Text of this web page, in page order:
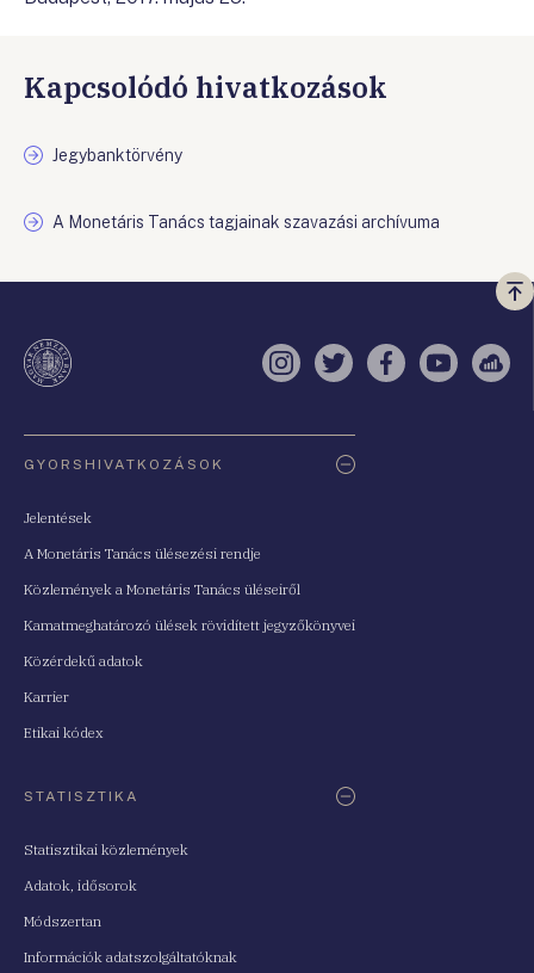
Kapcsolódó hivatkozások
Jegybanktörvény
A Monetáris Tanács tagjainak szavazási archívuma
a
Instagram
TwitterFacebook
YouTube
GYORSHIVATKOZÁSOK
Jelentések
A Monetáris Tanács ülésezési rendje
Közlemények a Monetáris Tanács üléseiről
Kamatmeghatározó ülések rövidített jegyzőkönyvei
Közérdekű adatok
Karrier
Etikai kódex
STATISZTIKA
Statisztikai közlemények
Adatok, idősorok
Módszertan
Információk adatszolgáltatóknak